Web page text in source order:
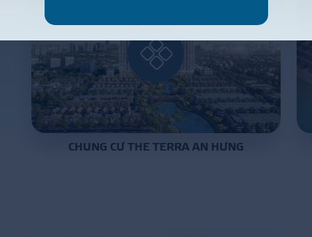
CHUNG CƯ THE TERRA AN HƯNG